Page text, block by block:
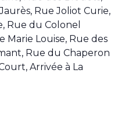
Rue Joliot Curie,
Rue du Colonel
Marie Louise, Rue des
Rue du Chaperon
Arrivée à La